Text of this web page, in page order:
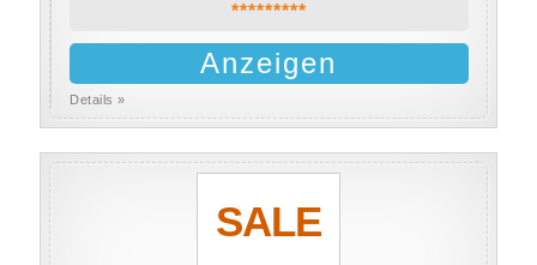
*********
Anzeigen
Details »
SALE